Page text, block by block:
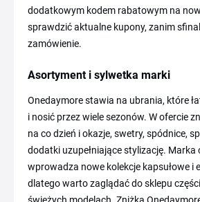
dodatkowym kodem rabatowym na
sprawdzić aktualne kupony, zanim
zamówienie.
Asortyment i sylwetka marki
Onedaymore stawia na ubrania, które
i nosić przez wiele sezonów. W ofercie
na co dzień i okazje, swetry, spódnice,
dodatki uzupełniające stylizację. Marka
wprowadza nowe kolekcje kapsułowe i
dlatego warto zaglądać do sklepu